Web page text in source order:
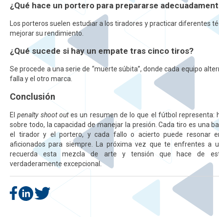
¿Qué hace un portero para prepararse
Los porteros suelen estudiar a los tiradores y practicar diferentes
mejorar su rendimiento.
¿Qué sucede si hay un empate tras cinco tiros?
Se procede a una serie de “muerte súbita”, donde cada equipo
falla y el otro marca.
Conclusión
Elpenalty shoot outes un resumen de lo que el fútbol representa:
sobre todo, la capacidad de manejar la presión. Cada tiro es una
el tirador y el portero, y cada fallo o acierto puede resonar
aficionados para siempre. La próxima vez que te enfrentes a
recuerda esta mezcla de arte y tensión que hace de
verdaderamente excepcional.